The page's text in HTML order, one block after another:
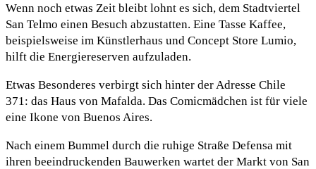
Wenn noch etwas Zeit bleibt lohnt es sich, dem Stadtviertel
San Telmo einen Besuch abzustatten. Eine Tasse Kaffee,
beispielsweise im Künstlerhaus und Concept Store Lumio,
hilft die Energiereserven aufzuladen.
Etwas Besonderes verbirgt sich hinter der Adresse Chile
371: das Haus von Mafalda. Das Comicmädchen ist für viele
eine Ikone von Buenos Aires.
Nach einem Bummel durch die ruhige Straße Defensa mit
ihren beeindruckenden Bauwerken wartet der Markt von San